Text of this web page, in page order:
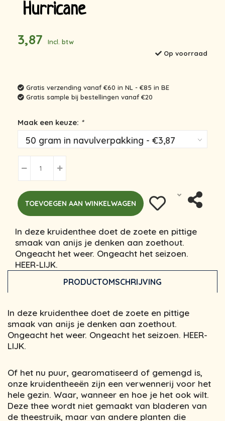
Hurricane
3,87
Incl. btw
Op voorraad
Gratis verzending vanaf €60 in NL - €85 in BE
Gratis sample bij bestellingen vanaf €20
Maak een keuze: *
TOEVOEGEN AAN WINKELWAGEN
In deze kruidenthee doet de zoete en pittige
smaak van anijs je denken aan zoethout.
Ongeacht het weer. Ongeacht het seizoen.
HEER-LIJK.
PRODUCTOMSCHRIJVING
In deze kruidenthee doet de zoete en pittige
smaak van anijs je denken aan zoethout.
Ongeacht het weer. Ongeacht het seizoen. HEER-
LIJK.
Of het nu puur, gearomatiseerd of gemengd is,
onze kruidentheeën zijn een verwennerij voor het
hele gezin. Waar, wanneer en hoe je het ook wilt.
Deze thee wordt niet gemaakt van bladeren van
de theestruik, maar van andere planten die